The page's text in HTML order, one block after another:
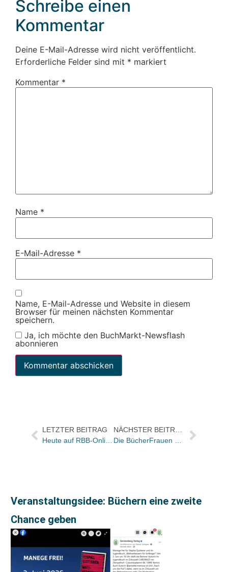
Schreibe einen
Kommentar
Deine E-Mail-Adresse wird nicht veröffentlicht.
Erforderliche Felder sind mit * markiert
Kommentar *
Name *
E-Mail-Adresse *
Name, E-Mail-Adresse und Website in diesem
Browser für meinen nächsten Kommentar
speichern.
Ja, ich möchte den BuchMarkt-Newsflash
abonnieren
LETZTER BEITRAG
Heute auf RBB-Online: Ein Portrait des Residenz Verlages mit Herwig Bitsche
Veranstaltungsidee: Büchern eine zweite
Chance geben